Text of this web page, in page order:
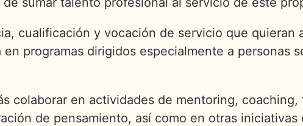
cualificación y vocación de servicio que quieran
programas dirigidos especialmente a personas
colaborar en actividades de mentoring,
de pensamiento, así como en otras